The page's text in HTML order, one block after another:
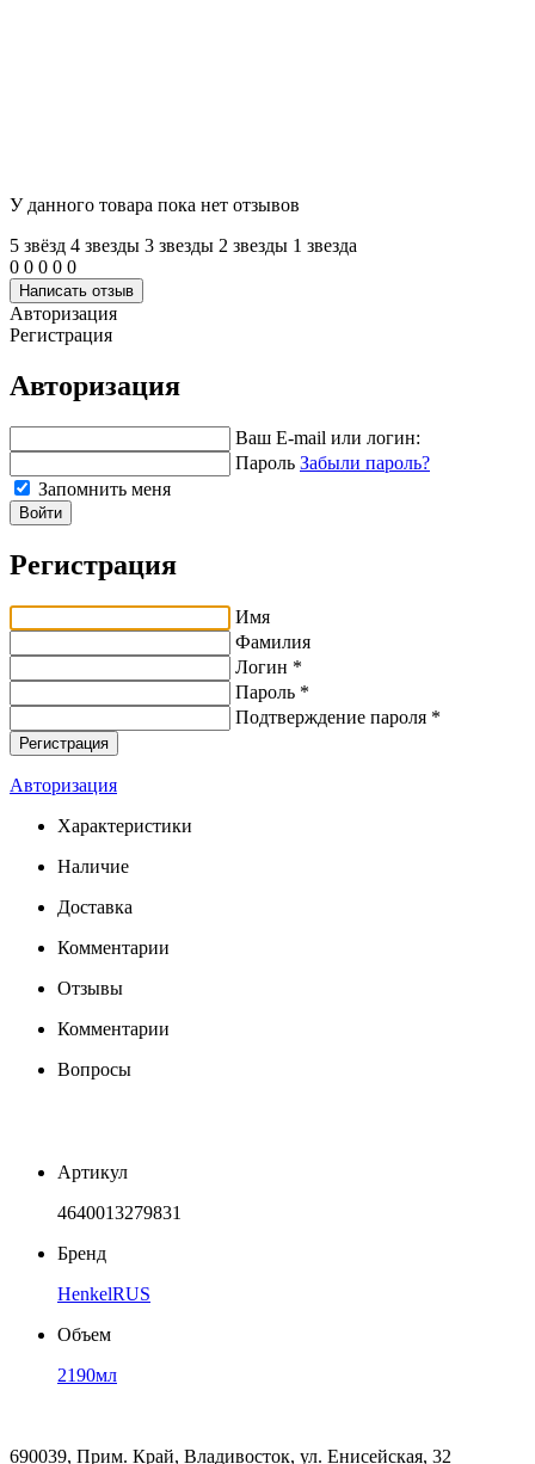
У данного товара пока нет отзывов
5 звёзд 4 звeзды 3 звeзды 2 звeзды 1 звeзда
0 0 0 0 0
Написать отзыв
Авторизация
Регистрация
Авторизация
Ваш E-mail или логин:
Пароль Забыли пароль?
Запомнить меня
Войти
Регистрация
Имя
Фамилия
Логин *
Пароль *
Подтверждение пароля *
Авторизация
Характеристики
Наличие
Доставка
Комментарии
Отзывы
Комментарии
Вопросы
Артикул
4640013279831
Бренд
HenkelRUS
Объем
2190мл
690039, Прим. Край, Владивосток, ул. Енисейская, 32